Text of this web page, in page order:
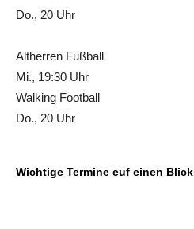
Do., 20 Uhr
Altherren Fußball
Mi., 19:30 Uhr
Walking Football
Do., 20 Uhr
Wichtige Termine euf einen Blick